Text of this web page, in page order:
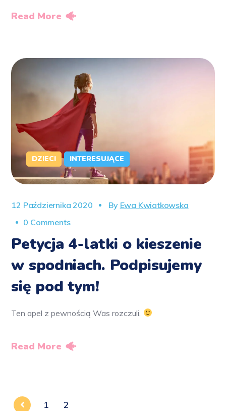
Read More
DZIECI INTERESUJĄCE
12 Października 2020 By Ewa Kwiatkowska
0 Comments
Petycja 4-latki o kieszenie
w spodniach. Podpisujemy
się pod tym!
Ten apel z pewnością Was rozczuli.
Read More
1 2